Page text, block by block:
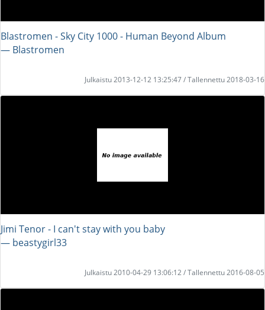
Blastromen - Sky City 1000 - Human Beyond Album
― Blastromen
Julkaistu 2013-12-12 13:25:47 / Tallennettu 2018-03-16
Jimi Tenor - I can't stay with you baby
― beastygirl33
Julkaistu 2010-04-29 13:06:12 / Tallennettu 2016-08-05